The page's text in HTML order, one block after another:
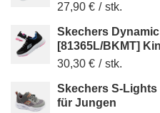
27,90 € / stk.
Skechers
[81365L/BKMT]
30,30 € / stk.
Skechers S-
für Jungen